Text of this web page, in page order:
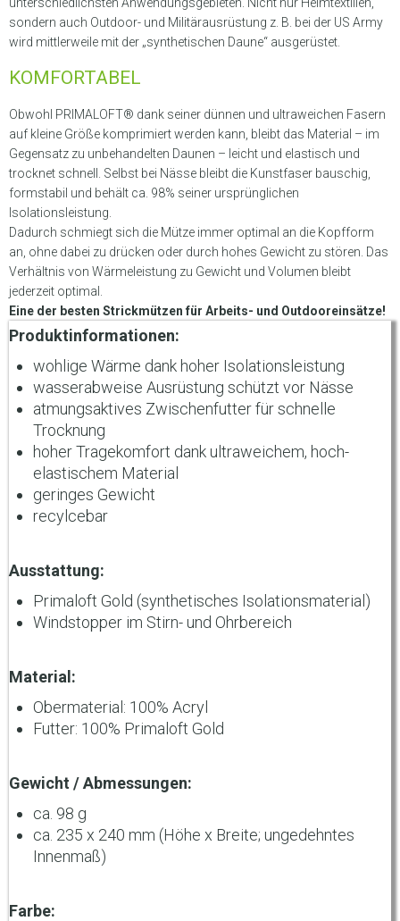
sondern auch Outdoor- und Militärausrüstung z. B. bei der US Army
wird mittlerweile mit der „synthetischen Daune“ ausgerüstet.
KOMFORTABEL
Obwohl PRIMALOFT® dank seiner dünnen und ultraweichen Fasern
auf kleine Größe komprimiert werden kann, bleibt das Material – im
Gegensatz zu unbehandelten Daunen – leicht und elastisch und
trocknet schnell. Selbst bei Nässe bleibt die Kunstfaser bauschig,
formstabil und behält ca. 98% seiner ursprünglichen
Isolationsleistung.
Dadurch schmiegt sich die Mütze immer optimal an die Kopfform
an, ohne dabei zu drücken oder durch hohes Gewicht zu stören. Das
Verhältnis von Wärmeleistung zu Gewicht und Volumen bleibt
jederzeit optimal.
Eine der besten Strickmützen für Arbeits- und Outdooreinsätze!
Produktinformationen:
wohlige Wärme dank hoher Isolationsleistung
wasserabweise Ausrüstung schützt vor Nässe
atmungsaktives Zwischenfutter für schnelle
Trocknung
hoher Tragekomfort dank ultraweichem, hoch-
elastischem Material
geringes Gewicht
recylcebar
Ausstattung:
Primaloft Gold (synthetisches Isolationsmaterial)
Windstopper im Stirn- und Ohrbereich
Material:
Obermaterial: 100% Acryl
Futter: 100% Primaloft Gold
Gewicht / Abmessungen:
ca. 98 g
ca. 235 x 240 mm (Höhe x Breite; ungedehntes
Innenmaß)
Farbe: